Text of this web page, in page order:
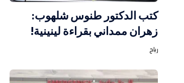
كتب الدكتور طنوس شلهوب:
زهران ممداني بقراءة لينينية!
رباح